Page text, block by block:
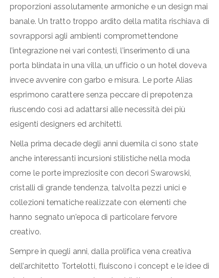
proporzioni assolutamente armoniche e un design mai
banale. Un tratto troppo ardito della matita rischiava di
sovrapporsi agli ambienti compromettendone
l’integrazione nei vari contesti, l’inserimento di una
porta blindata in una villa, un ufficio o un hotel doveva
invece avvenire con garbo e misura. Le porte Alias
esprimono carattere senza peccare di prepotenza
riuscendo così ad adattarsi alle necessità dei più
esigenti designers ed architetti.
Nella prima decade degli anni duemila ci sono state
anche interessanti incursioni stilistiche nella moda
come le porte impreziosite con decori Swarowski,
cristalli di grande tendenza, talvolta pezzi unici e
collezioni tematiche realizzate con elementi che
hanno segnato un’epoca di particolare fervore
creativo.
Sempre in quegli anni, dalla prolifica vena creativa
dell’architetto Tortelotti, fluiscono i concept e le idee di